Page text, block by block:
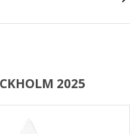
2025